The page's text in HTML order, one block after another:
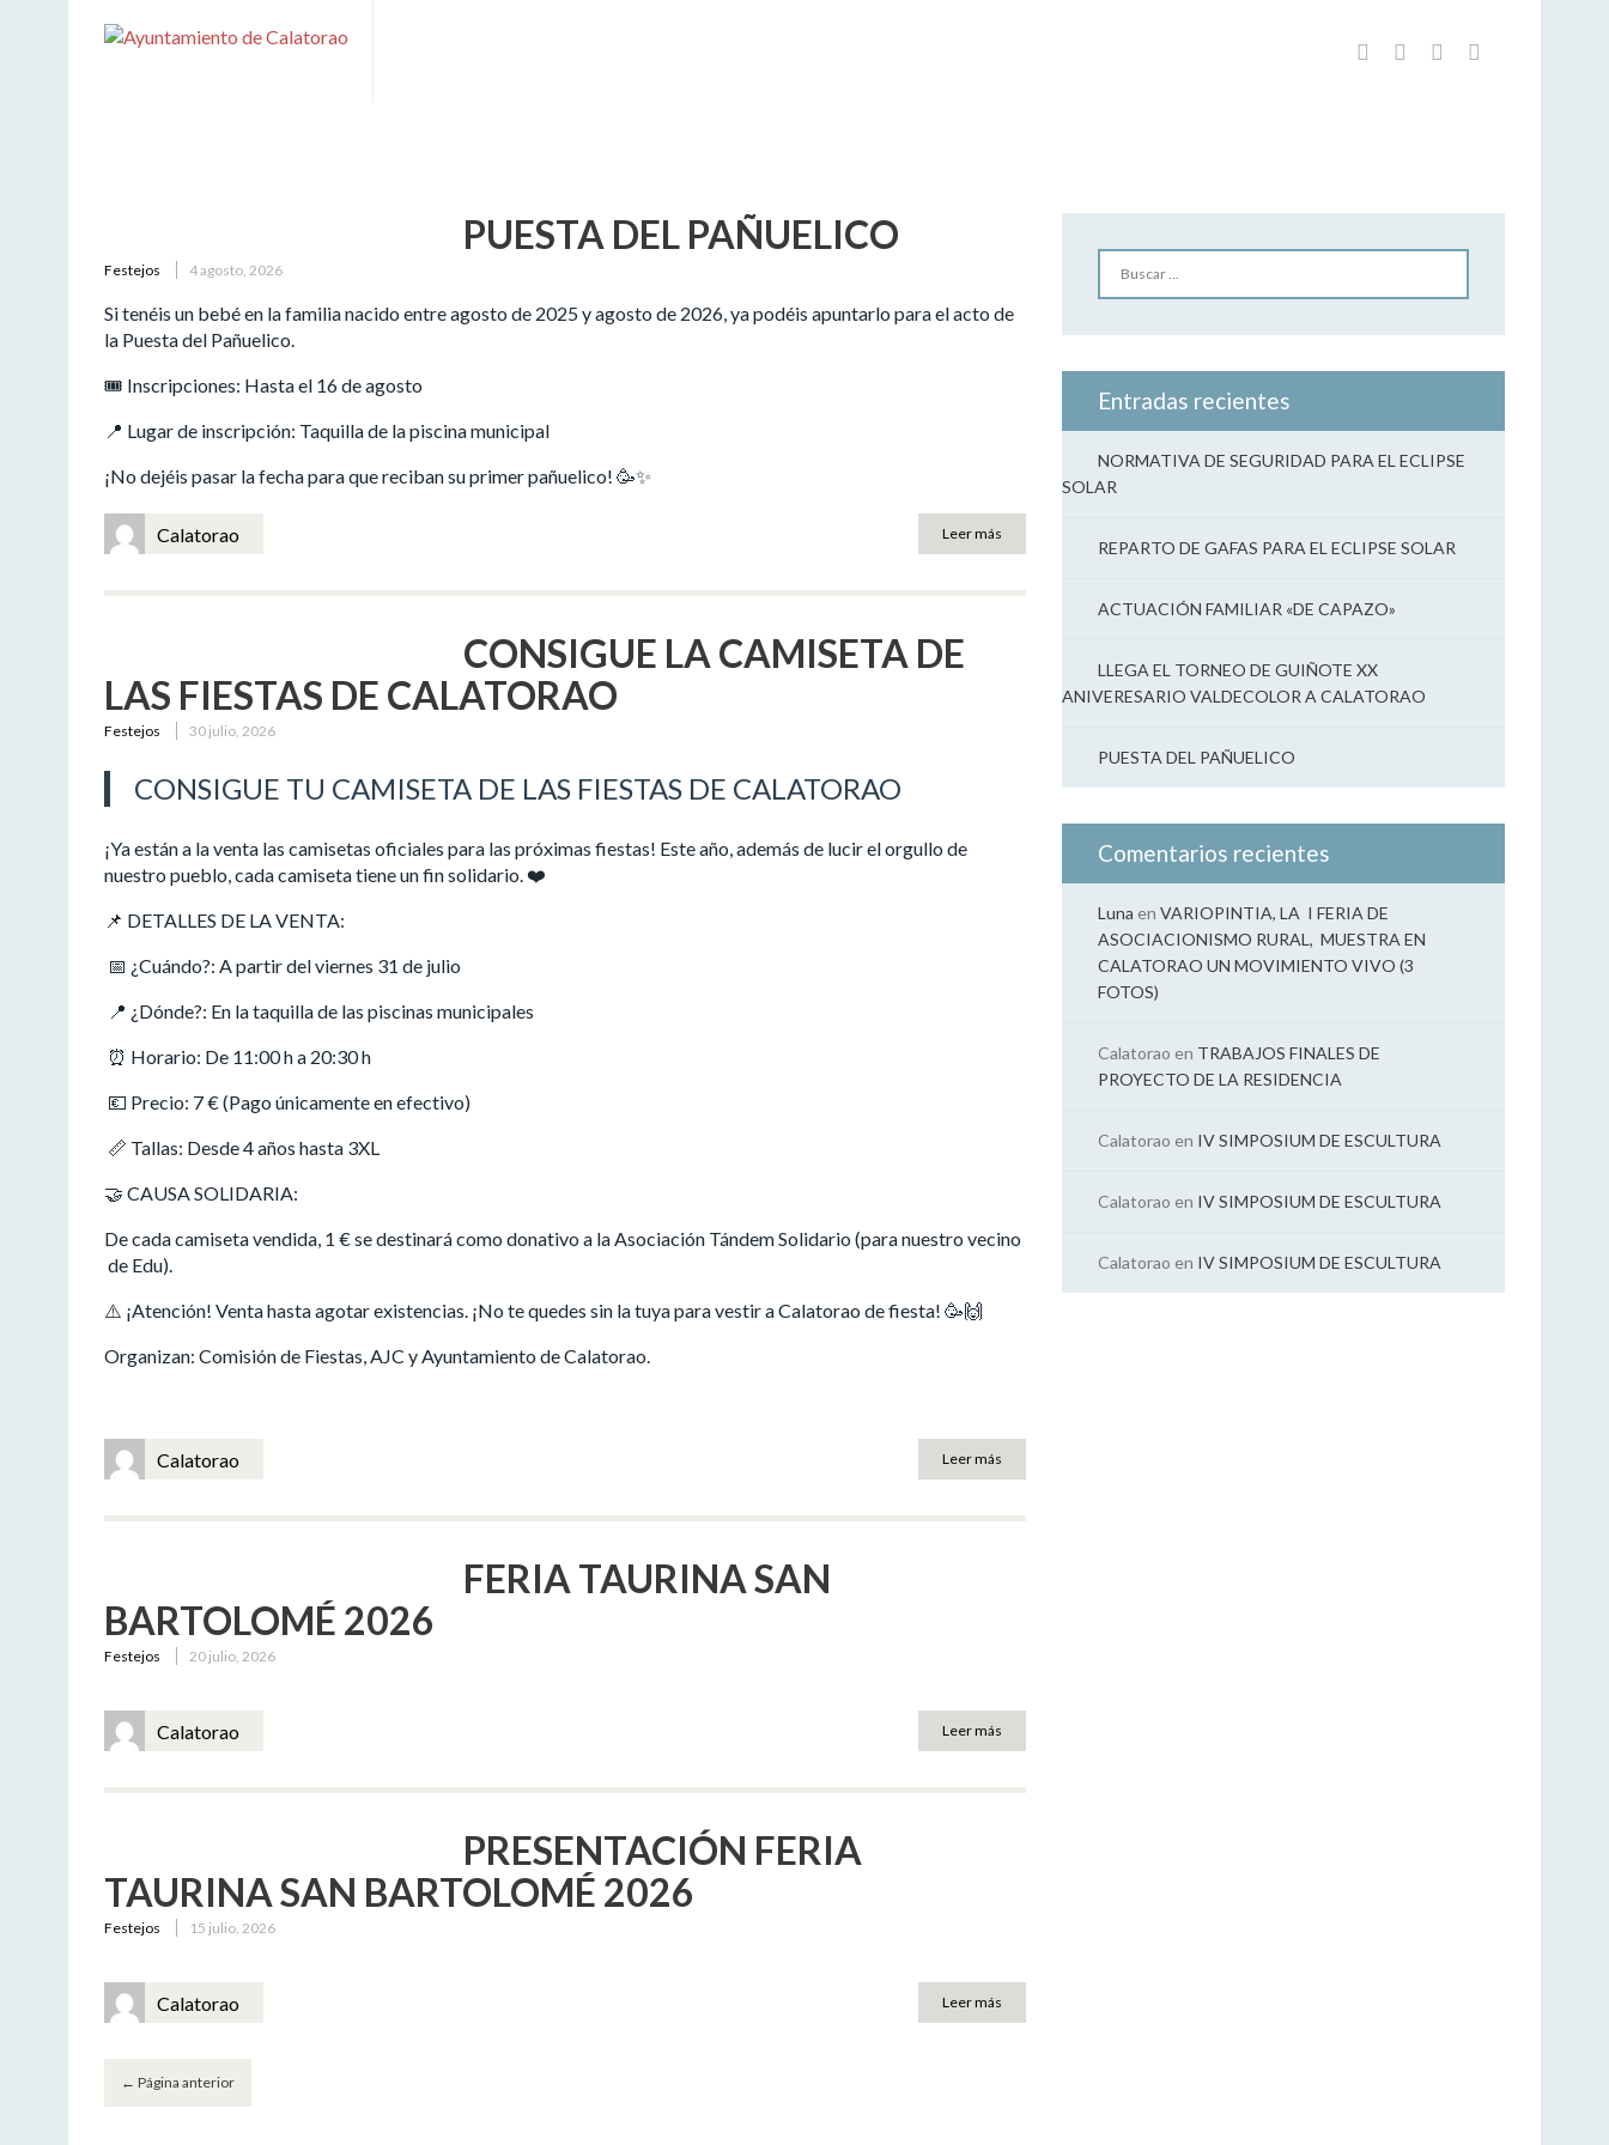
PUESTA DEL PAÑUELICO
Festejos 4 agosto, 2026
Si tenéis un bebé en la familia nacido entre agosto de 2025 y agosto de 2026, ya podéis apuntarlo para el acto de
la Puesta del Pañuelico.
🎟️ Inscripciones: Hasta el 16 de agosto
📍 Lugar de inscripción: Taquilla de la piscina municipal
¡No dejéis pasar la fecha para que reciban su primer pañuelico! 🥳✨
Leer más
Calatorao
CONSIGUE LA CAMISETA DE
LAS FIESTAS DE CALATORAO
Festejos 30 julio, 2026
CONSIGUE TU CAMISETA DE LAS FIESTAS DE CALATORAO
¡Ya están a la venta las camisetas oficiales para las próximas fiestas! Este año, además de lucir el orgullo de
nuestro pueblo, cada camiseta tiene un fin solidario. ❤️
📌 DETALLES DE LA VENTA:
📅 ¿Cuándo?: A partir del viernes 31 de julio
📍 ¿Dónde?: En la taquilla de las piscinas municipales
⏰ Horario: De 11:00 h a 20:30 h
💶 Precio: 7 € (Pago únicamente en efectivo)
📏 Tallas: Desde 4 años hasta 3XL
🤝 CAUSA SOLIDARIA:
De cada camiseta vendida, 1 € se destinará como donativo a la Asociación Tándem Solidario (para nuestro vecino
de Edu).
⚠️ ¡Atención! Venta hasta agotar existencias. ¡No te quedes sin la tuya para vestir a Calatorao de fiesta! 🥳🙌
Organizan: Comisión de Fiestas, AJC y Ayuntamiento de Calatorao.
Leer más
Calatorao
FERIA TAURINA SAN
BARTOLOMÉ 2026
Festejos 20 julio, 2026
Leer más
Calatorao
PRESENTACIÓN FERIA
TAURINA SAN BARTOLOMÉ 2026
Festejos 15 julio, 2026
Leer más
Calatorao
Navegación
← Página anterior
Entradas recientes
NORMATIVA DE SEGURIDAD PARA EL ECLIPSE
SOLAR
REPARTO DE GAFAS PARA EL ECLIPSE SOLAR
ACTUACIÓN FAMILIAR «DE CAPAZO»
LLEGA EL TORNEO DE GUIÑOTE XX
ANIVERESARIO VALDECOLOR A CALATORAO
PUESTA DEL PAÑUELICO
Comentarios recientes
Luna en VARIOPINTIA, LA I FERIA DE
ASOCIACIONISMO RURAL, MUESTRA EN
CALATORAO UN MOVIMIENTO VIVO (3
FOTOS)
Calatorao en TRABAJOS FINALES DE
PROYECTO DE LA RESIDENCIA
Calatorao en IV SIMPOSIUM DE ESCULTURA
Calatorao en IV SIMPOSIUM DE ESCULTURA
Calatorao en IV SIMPOSIUM DE ESCULTURA